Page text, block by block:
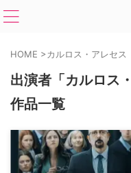
HOME >カルロス・アレセス
出演者「カルロス
作品一覧